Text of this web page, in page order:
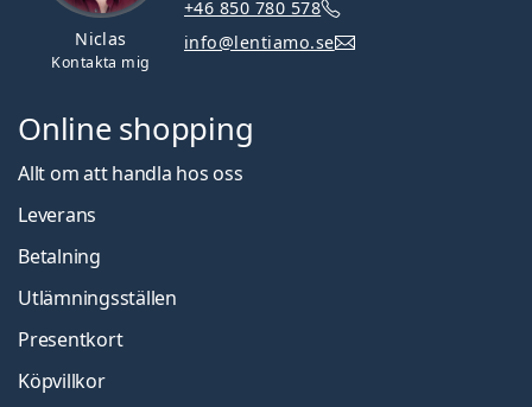
Niclas
Kontakta mig
+46 850 780 578
info@lentiamo.se
Online shopping
Allt om att handla hos oss
Leverans
Betalning
Utlämningsställen
Presentkort
Köpvillkor